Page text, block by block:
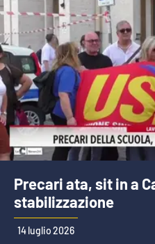
Precari ata, sit in a
stabilizzazione
14 luglio 2026